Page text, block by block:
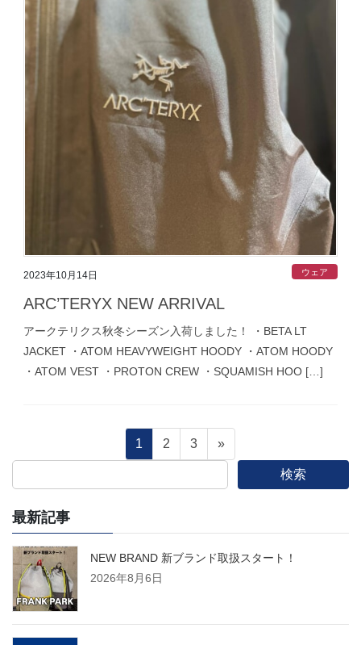
2023年10月14日 ウェア
ARC’TERYX NEW ARRIVAL
アークテリクス秋冬シーズン入荷しました！ ・BETA LT
JACKET ・ATOM HEAVYWEIGHT HOODY ・ATOM HOODY
・ATOM VEST ・PROTON CREW ・SQUAMISH HOO […]
稿
の
ペ
ー
固
定
1
固
定
2
固
定
3 »
検索
最新記事
NEW BRAND 新ブランド取扱スタート！
2026年8月6日